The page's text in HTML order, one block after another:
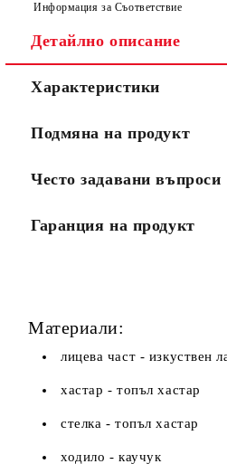
Ние ще се свържем с вас в рамките
Информация за Съответствие
Детайлно описание
Характеристики
Подмяна на продукт
Често задавани въпроси
Гаранция на продукт
Материали:
лицева част - изкуствен
хастар - топъл хастар
стелка - топъл хастар
ходило - каучук